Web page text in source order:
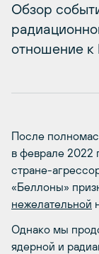
Обзор
отношение к
После
в феврале 2022
стране-
«Беллоны»
нежелательной
Однако мы
ядерной и